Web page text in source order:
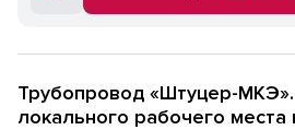
Трубопровод «Штуцер-
локального рабочего места